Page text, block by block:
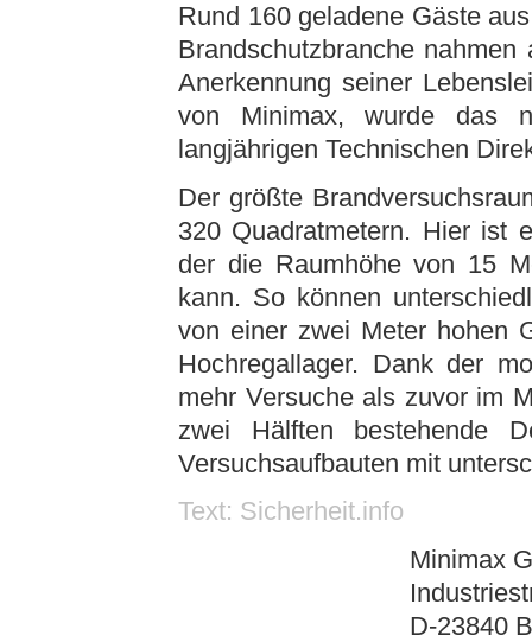
Rund 160 geladene Gäste
Brandschutzbranche
Anerkennung seiner
von Minimax, wurde das
langjährigen Technischen
Der größte
320 Quadratmetern. Hier ist
der die Raumhöhe von 15
kann. So können
von einer zwei Meter hohen
Hochregallager. Dank der
mehr Versuche als zuvor im
zwei Hälften bestehende
Versuchsaufbauten mit
Text: Sicherheit.info
Minimax
D-23840